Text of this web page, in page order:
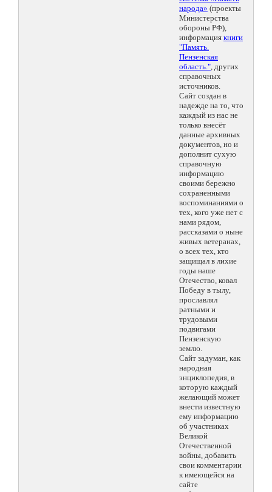
народа» (проекты
Министерства
обороны РФ),
информация книги
"Память.
Пензенская
область.", других
справочных
источников.
Сайт создан в
надежде на то, что
каждый из нас не
только внесёт
данные архивных
документов, но и
дополнит сухую
справочную
информацию
своими бережно
сохраненными
воспоминаниями о
тех, кого уже нет с
нами рядом,
рассказами о ныне
живых ветеранах,
о всех тех, кто
защищал в лихие
годы наше
Отечество, ковал
Победу в тылу,
прославлял
ратными и
трудовыми
подвигами
Пензенскую
землю.
Сайт задуман, как
народная
энциклопедия, в
которую каждый
желающий может
внести известную
ему информацию
об участниках
Великой
Отечественной
войны, добавить
свои комментарии
к имеющейся на
сайте